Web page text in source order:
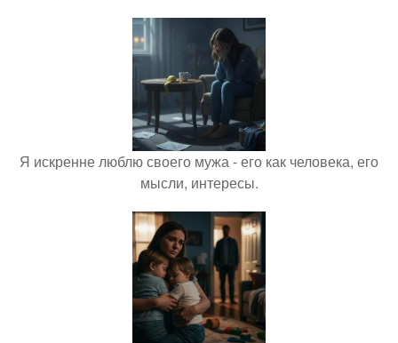
Я искренне люблю своего мужа - его как человека, его
мысли, интересы.